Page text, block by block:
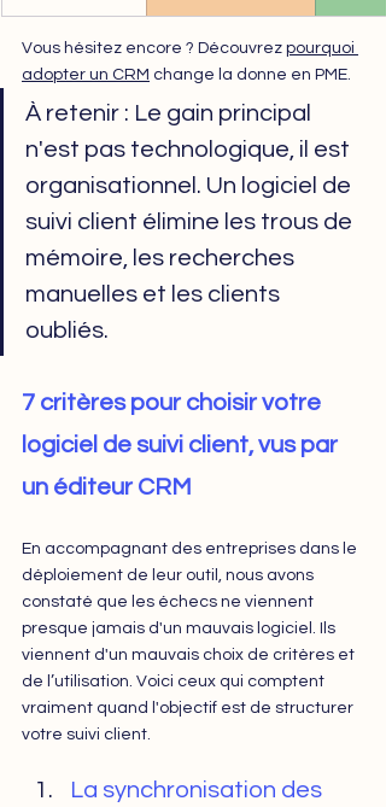
Vous hésitez encore ? Découvrez pourquoi
adopter un CRM change la donne en PME.
À retenir : Le gain principal
n'est pas technologique, il est
organisationnel. Un logiciel de
suivi client élimine les trous de
mémoire, les recherches
manuelles et les clients
oubliés.
7 critères pour choisir votre
logiciel de suivi client, vus par
un éditeur CRM
En accompagnant des entreprises dans le
déploiement de leur outil, nous avons
constaté que les échecs ne viennent
presque jamais d'un mauvais logiciel. Ils
viennent d'un mauvais choix de critères et
de l’utilisation. Voici ceux qui comptent
vraiment quand l'objectif est de structurer
votre suivi client.
La synchronisation des